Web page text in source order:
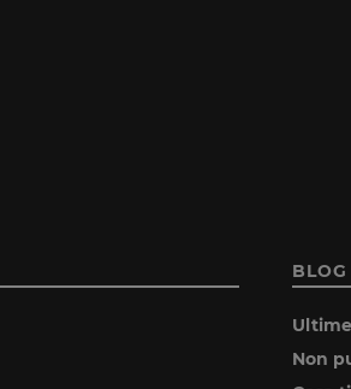
BLOG
Non